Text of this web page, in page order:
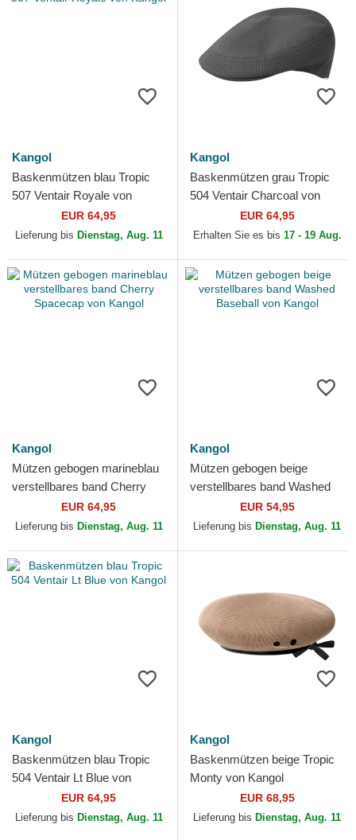
Kangol
Baskenmützen blau Tropic
507 Ventair Royale von
EUR 64,95
Lieferung bis Dienstag, Aug. 11
Kangol
Baskenmützen grau Tropic
504 Ventair Charcoal von
EUR 64,95
Erhalten Sie es bis 17 - 19 Aug.
Kangol
Mützen gebogen marineblau
verstellbares band Cherry
Spacecap von Kangol
EUR 64,95
Lieferung bis Dienstag, Aug. 11
Kangol
Mützen gebogen beige
verstellbares band Washed
Baseball von Kangol
EUR 54,95
Lieferung bis Dienstag, Aug. 11
Kangol
Baskenmützen blau Tropic
504 Ventair Lt Blue von
EUR 64,95
Lieferung bis Dienstag, Aug. 11
Kangol
Baskenmützen beige Tropic
Monty von Kangol
EUR 68,95
Lieferung bis Dienstag, Aug. 11